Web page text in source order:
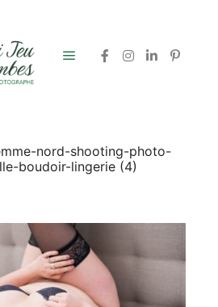
nord-shooting-photo-
boudoir-lingerie (4)